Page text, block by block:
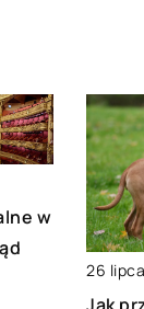
w
26